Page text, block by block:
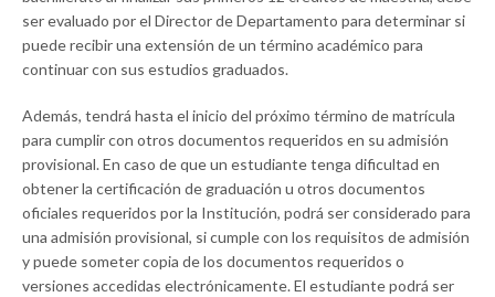
ser evaluado por el Director de Departamento para determinar si
puede recibir una extensión de un término académico para
continuar con sus estudios graduados.
Además, tendrá hasta el inicio del próximo término de matrícula
para cumplir con otros documentos requeridos en su admisión
provisional. En caso de que un estudiante tenga dificultad en
obtener la certificación de graduación u otros documentos
oficiales requeridos por la Institución, podrá ser considerado para
una admisión provisional, si cumple con los requisitos de admisión
y puede someter copia de los documentos requeridos o
versiones accedidas electrónicamente. El estudiante podrá ser